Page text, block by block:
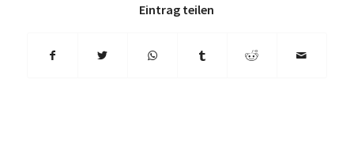
Eintrag teilen